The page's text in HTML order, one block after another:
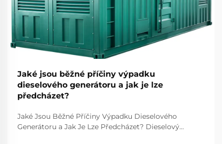
Jaké jsou běžné příčiny výpadku
dieselového generátoru a jak je lze
předcházet?
Jaké Jsou Běžné Příčiny Výpadku Dieselového
Generátoru a Jak Je Lze Předcházet? Dieselový